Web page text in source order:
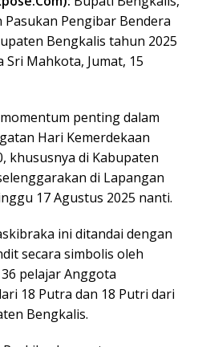
Pengibar Bendera
Bengkalis tahun 2025
Sri Mahkota, Jumat, 15
penting dalam
Hari Kemerdekaan
khususnya di Kabupaten
di Lapangan
17 Agustus 2025 nanti.
ini ditandai dengan
secara simbolis oleh
pelajar Anggota
18 Putra dan 18 Putri dari
Bengkalis.